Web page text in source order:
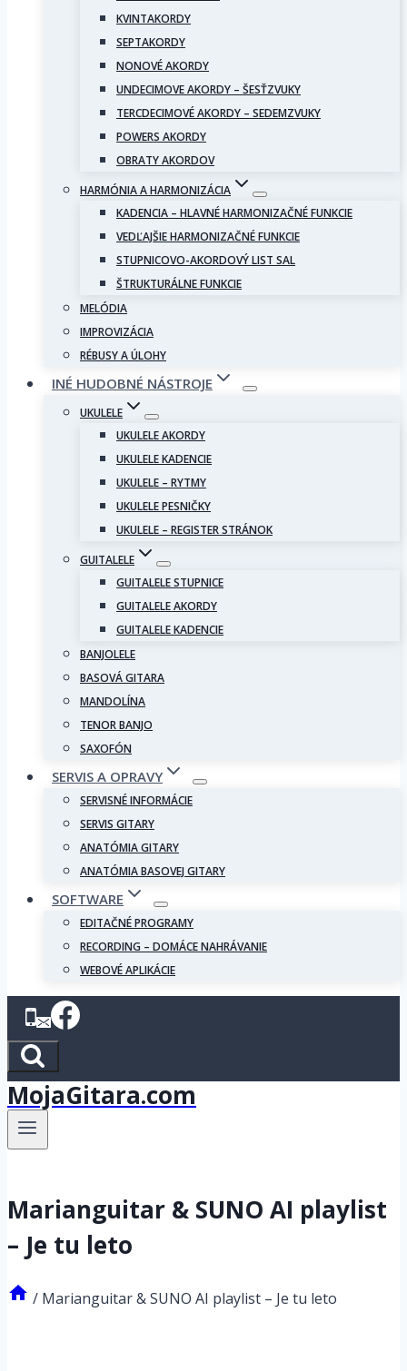
KVINTAKORDY
SEPTAKORDY
NONOVÉ AKORDY
UNDECIMOVE AKORDY – ŠESŤZVUKY
TERCDECIMOVÉ AKORDY – SEDEMZVUKY
POWERS AKORDY
OBRATY AKORDOV
HARMÓNIA A HARMONIZÁCIA
KADENCIA – HLAVNÉ HARMONIZAČNÉ FUNKCIE
VEDĽAJŠIE HARMONIZAČNÉ FUNKCIE
STUPNICOVO-AKORDOVÝ LIST SAL
ŠTRUKTURÁLNE FUNKCIE
MELÓDIA
IMPROVIZÁCIA
RÉBUSY A ÚLOHY
INÉ HUDOBNÉ NÁSTROJE
UKULELE
UKULELE AKORDY
UKULELE KADENCIE
UKULELE – RYTMY
UKULELE PESNIČKY
UKULELE – REGISTER STRÁNOK
GUITALELE
GUITALELE STUPNICE
GUITALELE AKORDY
GUITALELE KADENCIE
BANJOLELE
BASOVÁ GITARA
MANDOLÍNA
TENOR BANJO
SAXOFÓN
SERVIS A OPRAVY
SERVISNÉ INFORMÁCIE
SERVIS GITARY
ANATÓMIA GITARY
ANATÓMIA BASOVEJ GITARY
SOFTWARE
EDITAČNÉ PROGRAMY
RECORDING – DOMÁCE NAHRÁVANIE
WEBOVÉ APLIKÁCIE
MojaGitara.com
Marianguitar & SUNO AI playlist
– Je tu leto
/ Marianguitar & SUNO AI playlist – Je tu leto